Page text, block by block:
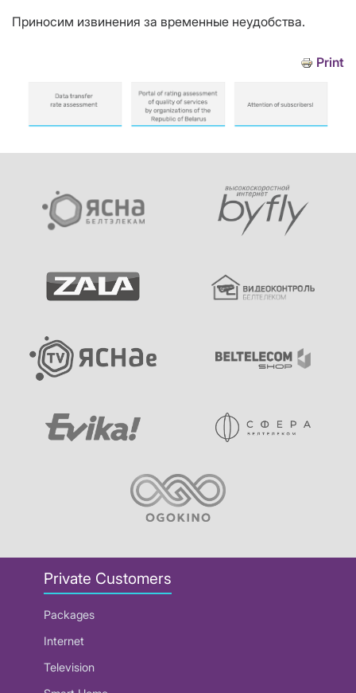
Приносим извинения за временные неудобства.
Print
Private Customers
Packages
Internet
Television